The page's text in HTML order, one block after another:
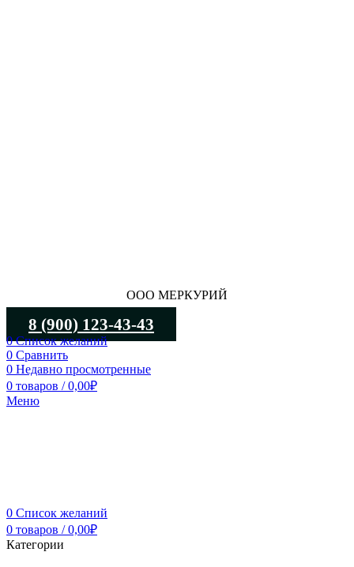
ООО МЕРКУРИЙ
8 (900) 123-43-43
0Список желаний
0 Сравнить
0 Недавно просмотренные
0 товаров / 0,00₽
Меню
0 Список желаний
0 товаров / 0,00₽
Категории